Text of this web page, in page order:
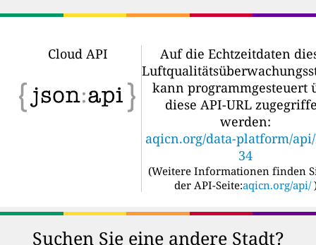
Cloud API
Auf die Echtzeitdaten
kann programmgesteuert
diese API-URL
werden:
aqicn.org/data-platform/
34
(Weitere Informationen finden
der API-Seite:aqicn.org/api/
Suchen Sie eine andere Stadt?